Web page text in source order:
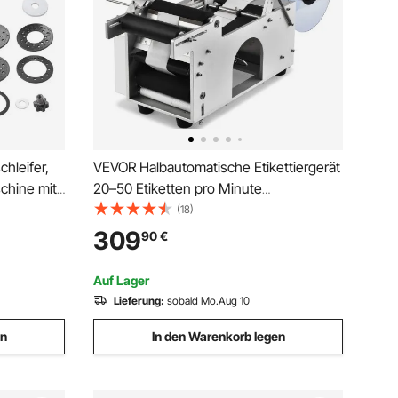
mit
mm) &
VEVOR Halbautomatische Etikettiergerät
20–50 Etiketten pro Minute
Etikettiermaschine Etikettenbreiten von
13–150 mm, Etikettenlängen von 25–300
mm Preisschilder Flaschenetikettierer
(18)
30990€
Auf Lager
Lieferung: sobald Mo.Aug 10
In den Warenkorb legen